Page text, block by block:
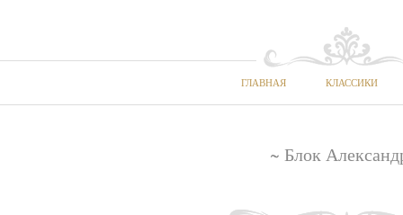
ГЛАВНАЯ КЛАССИКИ
~ Блок